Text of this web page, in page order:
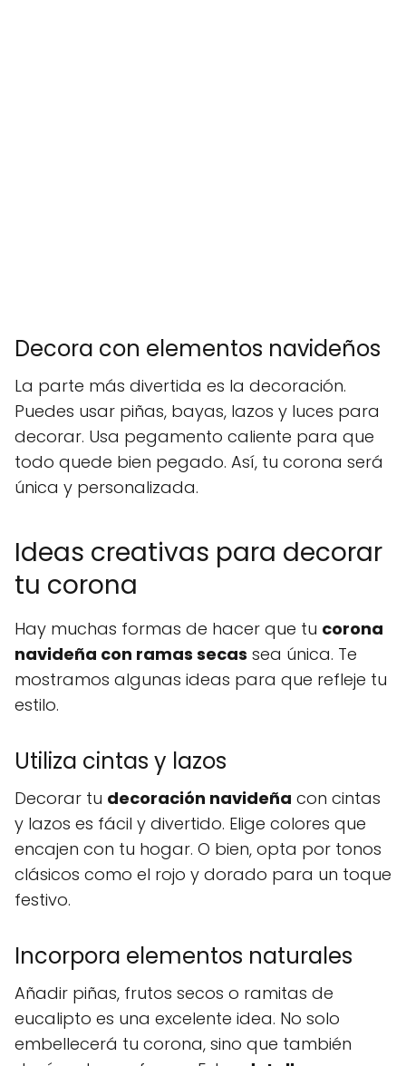
Decora con elementos navideños
La parte más divertida es la decoración.
Puedes usar piñas, bayas, lazos y luces para
decorar. Usa pegamento caliente para que
todo quede bien pegado. Así, tu corona será
única y personalizada.
Ideas creativas para decorar
tu corona
Hay muchas formas de hacer que tu corona
navideña con ramas secas sea única. Te
mostramos algunas ideas para que refleje tu
estilo.
Utiliza cintas y lazos
Decorar tu decoración navideña con cintas
y lazos es fácil y divertido. Elige colores que
encajen con tu hogar. O bien, opta por tonos
clásicos como el rojo y dorado para un toque
festivo.
Incorpora elementos naturales
Añadir piñas, frutos secos o ramitas de
eucalipto es una excelente idea. No solo
embellecerá tu corona, sino que también